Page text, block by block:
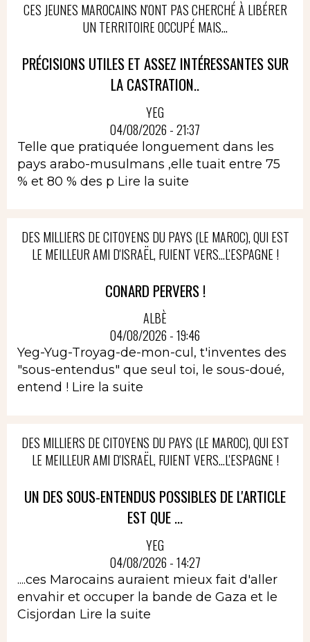
CES JEUNES MAROCAINS N'ONT PAS CHERCHÉ À LIBÉRER
UN TERRITOIRE OCCUPÉ MAIS...
PRÉCISIONS UTILES ET ASSEZ INTÉRESSANTES SUR
LA CASTRATION..
YEG
04/08/2026 - 21:37
Telle que pratiquée longuement dans les
pays arabo-musulmans ,elle tuait entre 75
% et 80 % des p Lire la suite
DES MILLIERS DE CITOYENS DU PAYS (LE MAROC), QUI EST
LE MEILLEUR AMI D'ISRAËL, FUIENT VERS...L'ESPAGNE !
CONARD PERVERS !
ALBÈ
04/08/2026 - 19:46
Yeg-Yug-Troyag-de-mon-cul, t'inventes des
"sous-entendus" que seul toi, le sous-doué,
entend ! Lire la suite
DES MILLIERS DE CITOYENS DU PAYS (LE MAROC), QUI EST
LE MEILLEUR AMI D'ISRAËL, FUIENT VERS...L'ESPAGNE !
UN DES SOUS-ENTENDUS POSSIBLES DE L'ARTICLE
EST QUE ...
YEG
04/08/2026 - 14:27
....ces Marocains auraient mieux fait d'aller
envahir et occuper la bande de Gaza et le
Cisjordan Lire la suite